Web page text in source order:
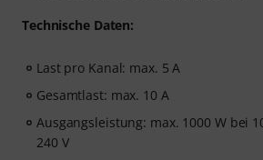
Technische Daten:
Last pro Kanal: max. 5 A
Gesamtlast: max. 10 A
Ausgangsleistung: max. 1000 W bei
240 V